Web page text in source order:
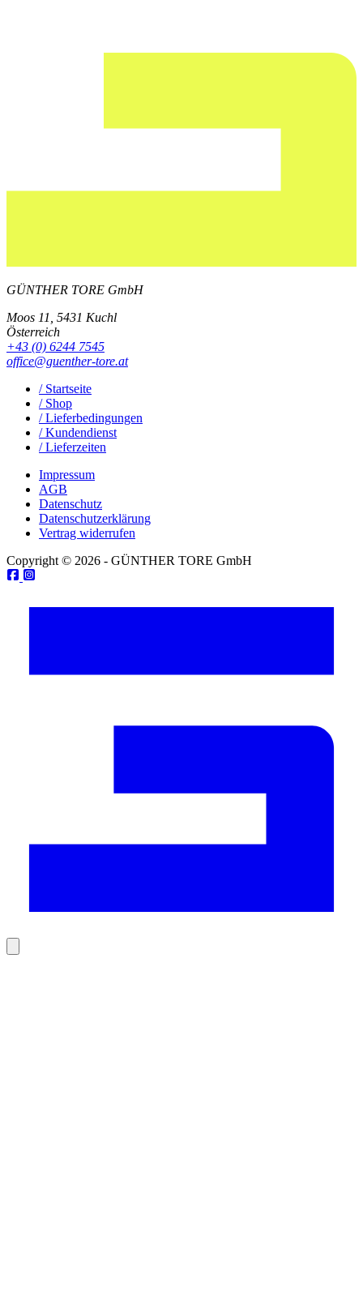
GÜNTHER TORE GmbH
Moos 11, 5431 Kuchl
Österreich
+43 (0) 6244 7545
office@guenther-tore.at
/ Startseite
/ Shop
/ Lieferbedingungen
/ Kundendienst
/ Lieferzeiten
Impressum
AGB
Datenschutz
Datenschutzerklärung
Vertrag widerrufen
Copyright © 2026 - GÜNTHER TORE GmbH